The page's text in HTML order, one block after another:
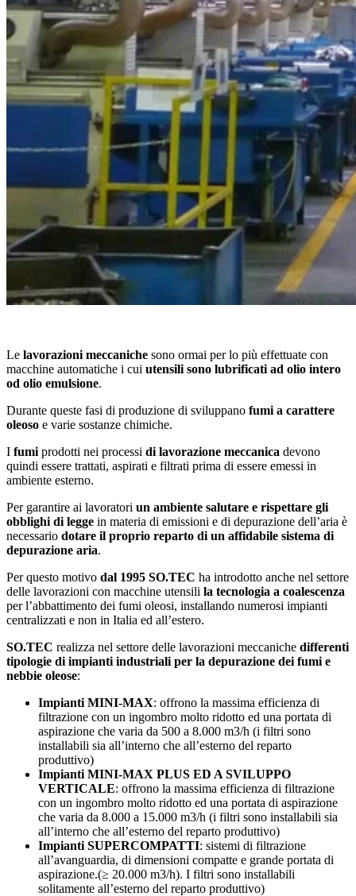
Le lavorazioni meccaniche sono ormai per lo più effettuate con
macchine automatiche i cui utensili sono lubrificati ad olio intero
od olio emulsione.
Durante queste fasi di produzione di sviluppano fumi a carattere
oleoso e varie sostanze chimiche.
I fumi prodotti nei processi di lavorazione meccanica devono
quindi essere trattati, aspirati e filtrati prima di essere emessi in
ambiente esterno.
Per garantire ai lavoratori un ambiente salutare e rispettare gli
obblighi di legge in materia di emissioni e di depurazione dell’aria è
necessario dotare il proprio reparto di un affidabile sistema di
depurazione aria.
Per questo motivo dal 1995 SO.TEC ha introdotto anche nel settore
delle lavorazioni con macchine utensili la tecnologia a coalescenza
per l’abbattimento dei fumi oleosi, installando numerosi impianti
centralizzati e non in Italia ed all’estero.
SO.TEC realizza nel settore delle lavorazioni meccaniche differenti
tipologie di impianti industriali per la depurazione dei fumi e
nebbie oleose:
Impianti MINI-MAX: offrono la massima efficienza di
filtrazione con un ingombro molto ridotto ed una portata di
aspirazione che varia da 500 a 8.000 m3/h (i filtri sono
installabili sia all’interno che all’esterno del reparto
produttivo)
Impianti MINI-MAX PLUS ED A SVILUPPO
VERTICALE: offrono la massima efficienza di filtrazione
con un ingombro molto ridotto ed una portata di aspirazione
che varia da 8.000 a 15.000 m3/h (i filtri sono installabili sia
all’interno che all’esterno del reparto produttivo)
Impianti SUPERCOMPATTI: sistemi di filtrazione
all’avanguardia, di dimensioni compatte e grande portata di
aspirazione.(≥ 20.000 m3/h). I filtri sono installabili
solitamente all’esterno del reparto produttivo)